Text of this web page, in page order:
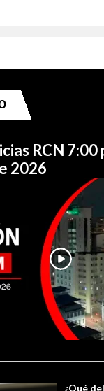
RCN 7:00
2026
¿Qué